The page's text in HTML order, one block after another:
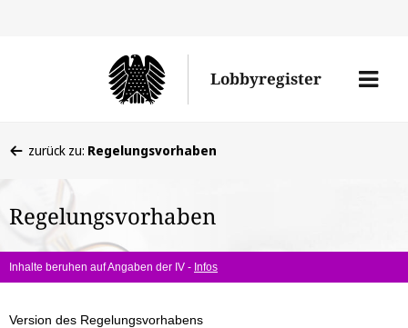
Lobbyregister
Menü
befinden
hier:
zurück zu: Regelungsvorhaben
Regelungsvorhaben
Inhalte beruhen auf Angaben der IV - Infos
Version des Regelungsvorhabens